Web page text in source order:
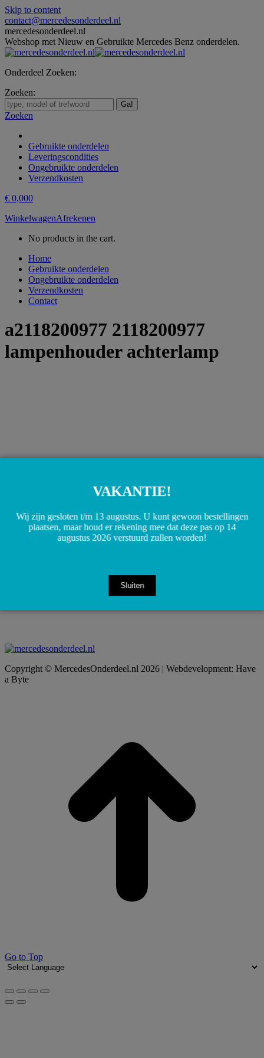
Skip to content
contact@mercedesonderdeel.nl
mercedesonderdeel.nl
Webshop met Nieuw en Gebruikte Mercedes Benz onderdelen.
Onderdeel Zoeken:
Zoeken:
Zoeken
Gebruikte onderdelen
Leveringscondities
Ongebruikte onderdelen
Verzendkosten
€ 0,000
WinkelwagenAfrekenen
No products in the cart.
Home
Gebruikte onderdelen
Ongebruikte onderdelen
Verzendkosten
Contact
a2118200977 2118200977
lampenhouder achterlamp
Copyright © MercedesOnderdeel.nl 2026 | Webdevelopment: Have
a Byte
Go to Top
VAKANTIE!
Wij zijn gesloten t/m 13 augustus. U kunt gewoon bestellingen
plaatsen, maar houd er rekening mee dat deze pas op 14
augustus 2026 verstuurd zullen worden!
Sluiten